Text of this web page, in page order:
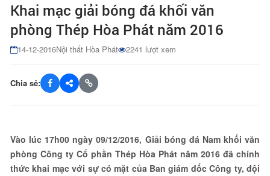
Khai mạc giải bóng đá khối văn
phòng Thép Hòa Phát năm 2016
14-12-2016Nội thất Hòa Phát 2241 lượt xem
Chia sẻ:
Vào lúc 17h00 ngày 09/12/2016, Giải bóng đá Nam khối văn
phòng Công ty Cổ phần Thép Hòa Phát năm 2016 đã chính
thức khai mạc với sự có mặt của Ban giám đốc Công ty, đội